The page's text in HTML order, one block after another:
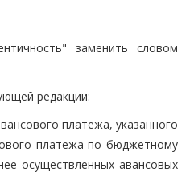
заменить словом
редакции:
платежа, указанного
платежа по бюджетному
осуществленных авансовых